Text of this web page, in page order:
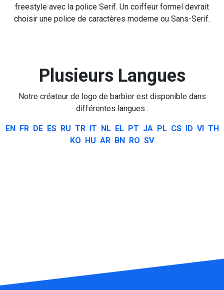
freestyle avec la police Serif. Un coiffeur formel devrait
choisir une police de caractères moderne ou Sans-Serif.
Plusieurs Langues
Notre créateur de logo de barbier est disponible dans
différentes langues :
EN FR DE ES RU TR IT NL EL PT JA PL CS ID VI TH
KO HU AR BN RO SV